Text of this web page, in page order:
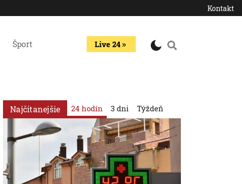
Kontakt
Šport Live 24
Najčítanejšie 24 hodín 3 dni Týždeň